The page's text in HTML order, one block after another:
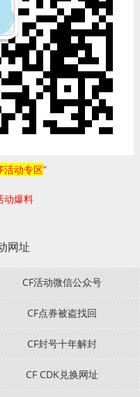
活动专区”
动爆料
网址
CF活动微信公众号
CF点券被盗找回
CF封号十年解封
CF CDK兑换网址